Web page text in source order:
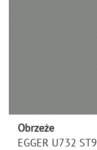
Obrzeże
EGGER U732 ST9